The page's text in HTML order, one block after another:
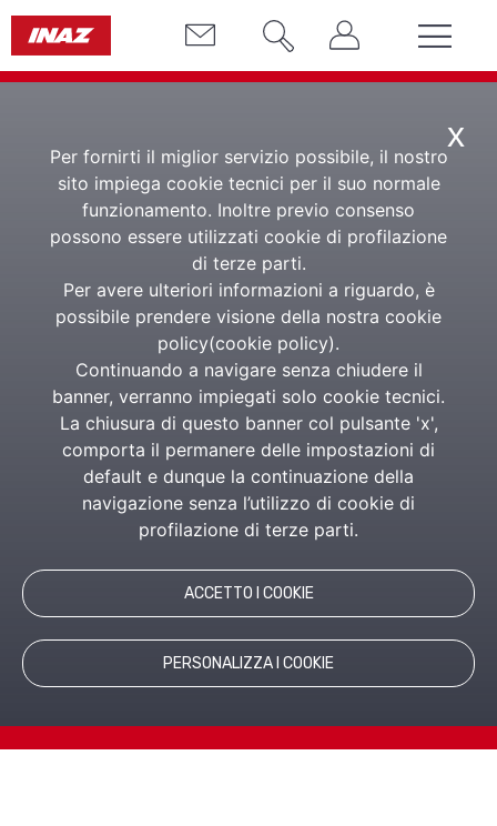
x
Per fornirti il miglior servizio possibile, il nostro
sito impiega cookie tecnici per il suo normale
funzionamento. Inoltre previo consenso
possono essere utilizzati cookie di profilazione
di terze parti.
Per avere ulteriori informazioni a riguardo, è
possibile prendere visione della nostra cookie
policy(cookie policy).
Continuando a navigare senza chiudere il
banner, verranno impiegati solo cookie tecnici.
La chiusura di questo banner col pulsante 'x',
comporta il permanere delle impostazioni di
default e dunque la continuazione della
navigazione senza l’utilizzo di cookie di
profilazione di terze parti.
ACCETTO I COOKIE
PERSONALIZZA I COOKIE
Report “Future of
Work 2022” di
Osservatorio
Imprese Lavoro
Inaz e Business
International